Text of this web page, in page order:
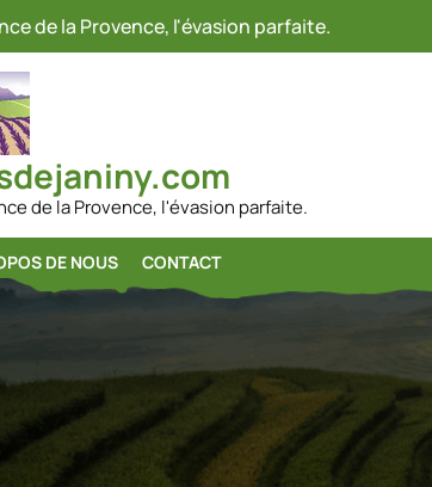
de la Provence, l'évasion parfaite.
de la Provence, l'évasion parfaite.
DE NOUS CONTACT